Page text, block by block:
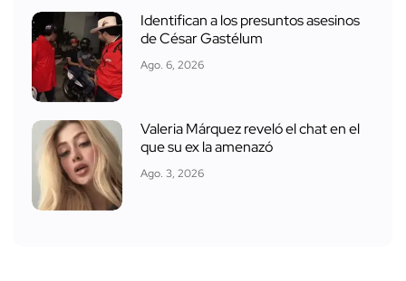
Identifican a los presuntos asesinos
de César Gastélum
Ago. 6, 2026
Valeria Márquez reveló el chat en el
que su ex la amenazó
Ago. 3, 2026